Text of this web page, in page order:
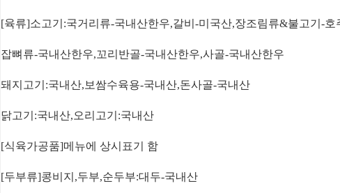
[육류]소고기 :국거리류-국내산한우,갈비 -미국산,장조림류&불고기 -호
잡뼈류-국내산한우,꼬리반골-국내산한우,사골-국내산한우
돼지고기 :국내산, 보쌈수육용-국내산,돈사골-국내산
닭고기 :국내산,오리고기 :국내산
[식육가공품]메뉴에 상시표기 함
[두부류]콩비지 ,두부,순두부:대두-국내산